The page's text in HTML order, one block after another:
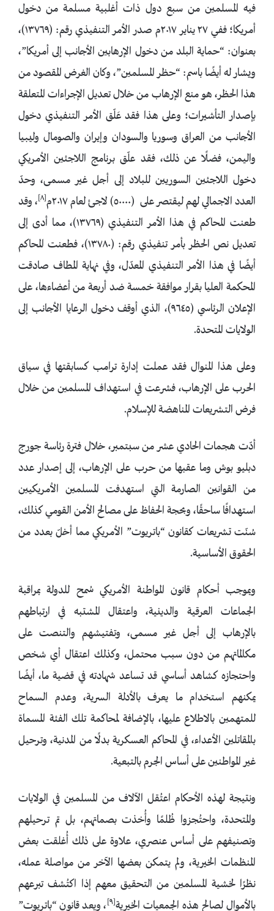
فيه المسلمين من سبع دول ذات أغلبية مسلمة من دخول
أمريكا؛ ففي ٢٧ يناير ٢٠١٧م صدر الأمر التنفيذي رقم: (١٣٧٦٩)،
بعنوان: “حماية البلد من دخول الإرهابين الأجانب إلى أمريكا”،
ويشار له أيضًا باسم: “حظر المسلمين”، وكان الغرض المقصود من
هذا الحظر، هو منع الإرهاب من خلال تعديل الإجراءات المتعلقة
بإصدار التأشيرات؛ وعلى هذا فقد عَلّق الأمر التنفيذي دخول
الأجانب من العراق وسوريا والسودان وإيران والصومال وليبيا
واليمن، فضلًا عن ذلك، فقد علّق برنامج اللاجئين الأمريكي
دخول اللاجئين السوريين للبلاد إلى أجل غير مسمى، وحدّ
العدد الاجمالي لهم ليقتصر على (٥٠٠٠٠) لاجئ لعام ٢٠١٧م
[٨]
، وقد
طعنت المحاكم في هذا الأمر التنفيذي (١٣٧٦٩)، مما أدى إلى
تعديل نص الحظر بأمر تنفيذي رقم: (١٣٧٨٠)، فطعنت المحاكم
أيضًا في هذا الأمر التنفيذي المعدّل، وفي نهاية المطاف صادقت
المحكمة العليا بقرار موافقة خمسة ضد أربعة من أعضاءها، على
الإعلان الرئاسي (٩٦٤٥)، الذي أوقف دخول الرعايا الأجانب إلى
الولايات المتحدة.
وعلى هذا المنوال فقد عملت إدارة ترامب كسابقتها في سياق
الحرب على الإرهاب، فشرعت في استهداف المسلمين من خلال
فرض التشريعات المناهضة للإسلام.
أدّت هجمات الحادي عشر من سبتمبر، خلال فترة رئاسة جورج
دبليو بوش وما عقبها من حرب على الإرهاب، إلى إصدار عدد
من القوانين الصارمة التي استهدفت المسلمين الأمريكيين
استهدافًا ساحقًا، وبحجة الحفاظ على مصالح الأمن القومي كذلك،
سُنّت تشريعات كقانون “باتريوت” الأمريكي مما أخلّ بعدد من
الحقوق الأساسية.
وبموجب أحكام قانون المواطنة الأمريكي سُمح للدولة بمراقبة
الجماعات العرقية والدينية، واعتقال المشتبه في ارتباطهم
بالإرهاب إلى أجل غير مسمى، وتفتيشهم والتنصت على
مكالماتهم من دون سبب محتمل، وكذلك اعتقال أي شخص
واحتجازه كشاهد أساسي قد تساعد شهادته في قضية ما، أيضًا
يمكنهم استخدام ما يعرف بالأدلة السرية، وعدم السماح
للمتهمين بالاطلاع عليها، بالإضافة لمحاكمة تلك الفئة المسماة
بالمقاتلين الأعداء، في المحاكم العسكرية بدلًا من المدنية، وترحيل
غير المواطنين على أساس الجرم بالتبعية.
ونتيجة لهذه الأحكام اعتُقل الآلاف من المسلمين في الولايات
والمتحدة، واحتُجزوا ظُلمًا وأُخذت بصماتهم، بل تم ترحيلهم
وتصنيفهم على أساس عنصري، علاوة على ذلك أُغلقت بعض
المنظمات الخيرية، ولم يتمكن بعضها الآخر من مواصلة عمله،
نظرًا لخشية المسلمين من التحقيق معهم إذا اكتُشف تبرعهم
بالأموال لصالح هذه الجمعيات الخيرية[٩]
، ويعد قانون “باتريوت”